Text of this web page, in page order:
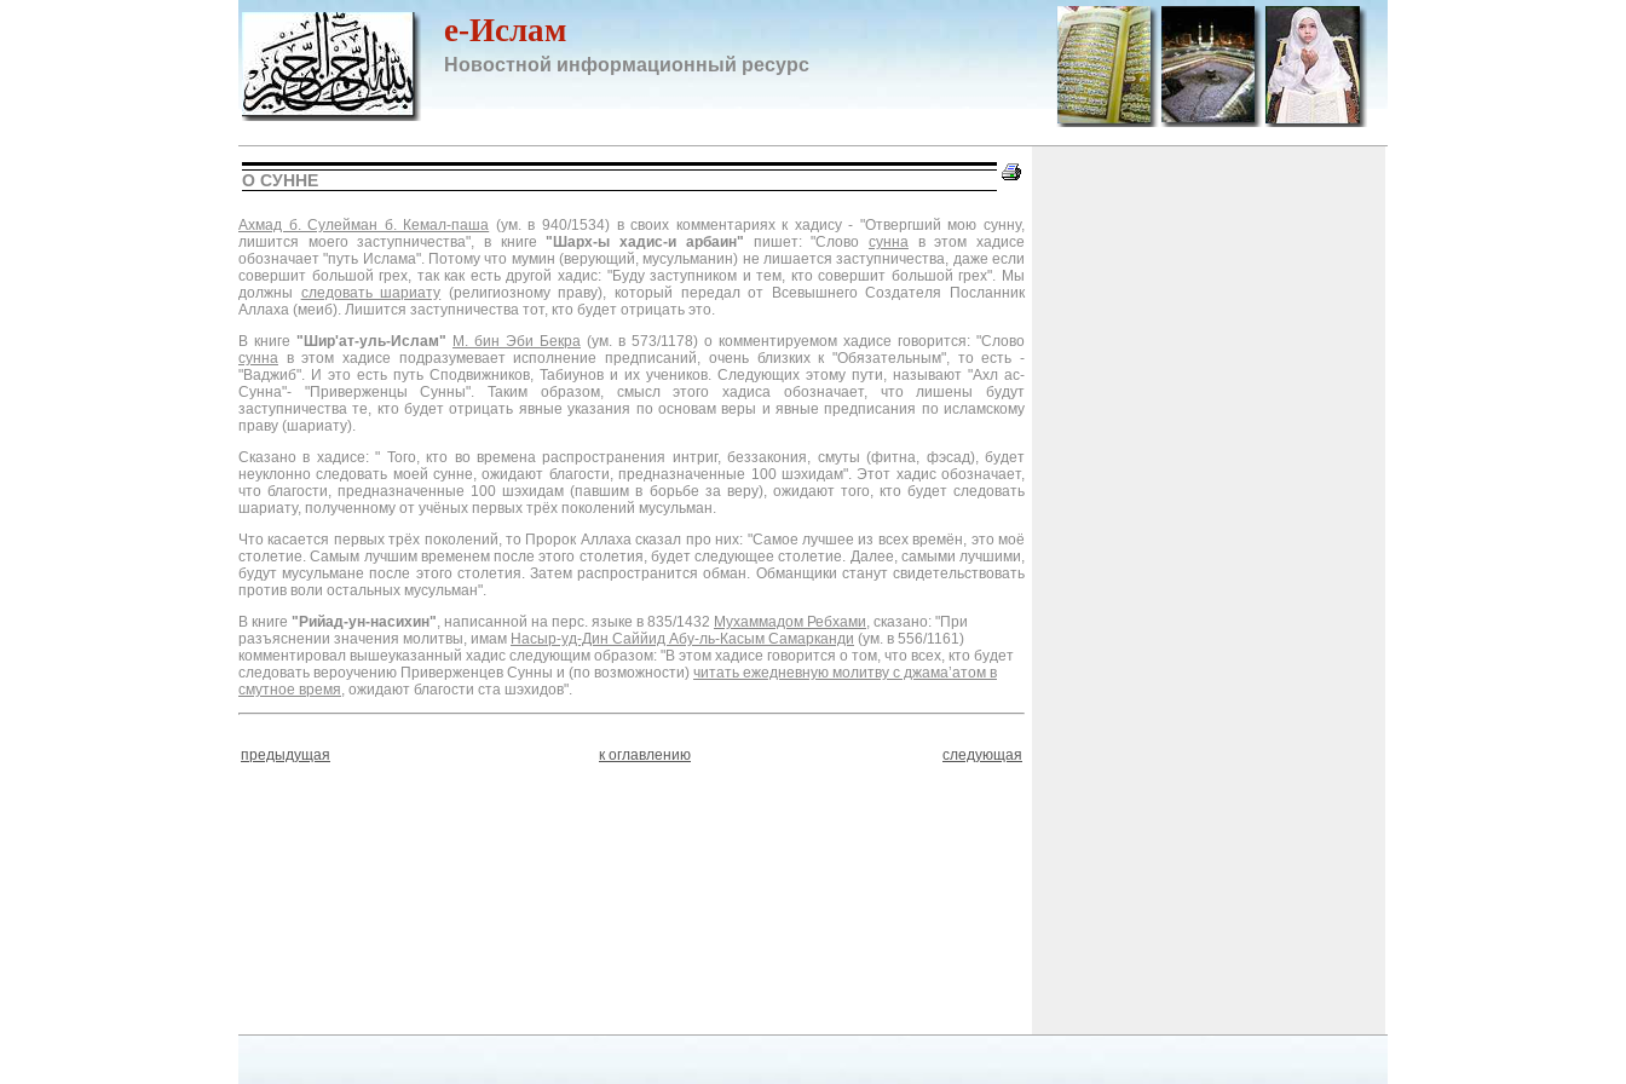
e-Ислам
Новостной информационный ресурс
О СУННЕ
Ахмад б. Сулейман б. Кемал-паша (ум. в 940/1534) в своих комментариях к хадису - "Отвергший мою сунну,
лишится моего заступничества", в книге "Шарх-ы хадис-и арбаин" пишет: "Слово суннав этом хадисе
обозначает "путь Ислама". Потому что мумин (верующий, мусульманин) не лишается заступничества, даже если
совершит большой грех, так как есть другой хадис: "Буду заступником и тем, кто совершит большой грех". Мы
должны следовать шариату (религиозному праву), который передал от Всевышнего Создателя Посланник
Аллаха (меиб). Лишится заступничества тот, кто будет отрицать это.
В книге "Шир'ат-уль-Ислам" М. бин Эби Бекра (ум. в 573/1178) о комментируемом хадисе говорится: "Слово
сунна в этом хадисе подразумевает исполнение предписаний, очень близких к "Обязательным", то есть -
"Ваджиб". И это есть путь Сподвижников, Табиунов и их учеников. Следующих этому пути, называют "Ахл ас-
Сунна"- "Приверженцы Сунны". Таким образом, смысл этого хадиса обозначает, что лишены будут
заступничества те, кто будет отрицать явные указания по основам веры и явные предписания по исламскому
праву (шариату).
Сказано в хадисе: " Того, кто во времена распространения интриг, беззакония, смуты (фитна, фэсад), будет
неуклонно следовать моей сунне, ожидают благости, предназначенные 100 шэхидам". Этот хадис обозначает,
что благости, предназначенные 100 шэхидам (павшим в борьбе за веру), ожидают того, кто будет следовать
шариату, полученному от учёных первых трёх поколений мусульман.
Что касается первых трёх поколений, то Пророк Аллаха сказал про них: "Самое лучшее из всех времён, это моё
столетие. Самым лучшим временем после этого столетия, будет следующее столетие. Далее, самыми лучшими,
будут мусульмане после этого столетия. Затем распространится обман. Обманщики станут свидетельствовать
против воли остальных мусульман".
В книге "Рийад-ун-насихин", написанной на перс. языке в 835/1432 Мухаммадом Ребхами, сказано: "При
разъяснении значения молитвы, имам Насыр-уд-Дин Саййид Абу-ль-Касым Самарканди (ум. в 556/1161)
комментировал вышеуказанный хадис следующим образом: "В этом хадисе говорится о том, что всех, кто будет
следовать вероучению Приверженцев Сунны и (по возможности) читать ежедневную молитву с джама’атом в
смутное время, ожидают благости ста шэхидов".
предыдущая к оглавлению следующая